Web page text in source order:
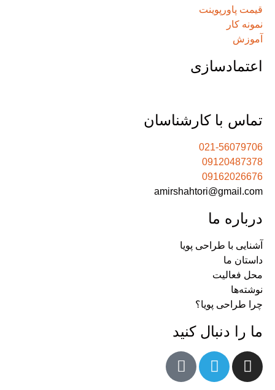
قیمت پاورپوینت
نمونه کار
آموزش
اعتمادسازی
تماس با کارشناسان
021-56079706
09120487378
09162026676
amirshahtori@gmail.com
درباره ما
آشنایی با طراحی پویا
داستان ما
محل فعالیت
نوشته‌ها
چرا طراحی پویا؟
ما را دنبال کنید